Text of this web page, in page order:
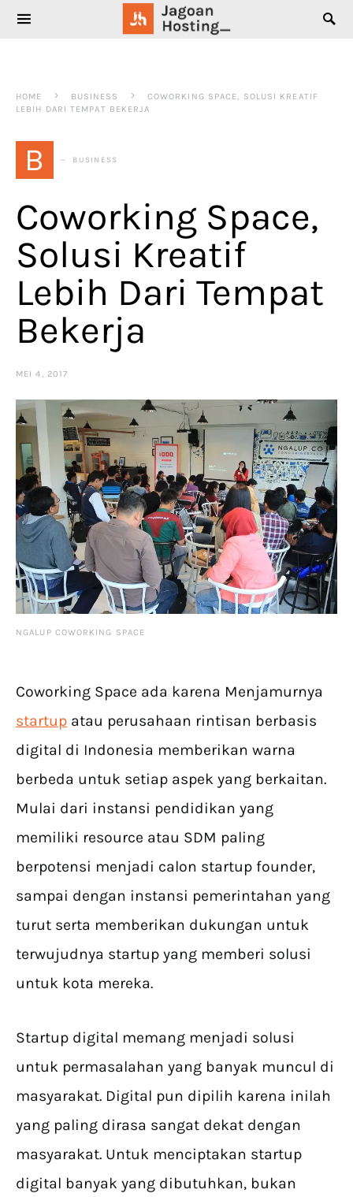
SEARCH FOR:
HOME BUSINESS
COWORKING SPACE, SOLUSI KREATIF
LEBIH DARI TEMPAT BEKERJA
B BUSINESS
Coworking Space,
Solusi Kreatif
Lebih Dari Tempat
Bekerja
MEI 4, 2017
NGALUP COWORKING SPACE
Coworking Space ada karena Menjamurnya
startup atau perusahaan rintisan berbasis
digital di Indonesia memberikan warna
berbeda untuk setiap aspek yang berkaitan.
Mulai dari instansi pendidikan yang
memiliki resource atau SDM paling
berpotensi menjadi calon startup founder,
sampai dengan instansi pemerintahan yang
turut serta memberikan dukungan untuk
terwujudnya startup yang memberi solusi
untuk kota mereka.
Startup digital memang menjadi solusi
untuk permasalahan yang banyak muncul di
masyarakat. Digital pun dipilih karena inilah
yang paling dirasa sangat dekat dengan
masyarakat. Untuk menciptakan startup
digital banyak yang dibutuhkan, bukan